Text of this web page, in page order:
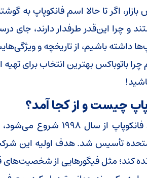
بازار، اگر تا حالا اسم فانکوپاپ به
و چرا این‌قدر طرفدار دارند، جای
داشته باشیم، از تاریخچه و
چرا باتوباکس بهترین انتخاب برای
چیست و از کجا آمد؟
از سال ۱۹۹۸ شروع می‌شود، زمانی که
تأسیس شد. هدف اولیه این
کند؛ مثل فیگورهایی از